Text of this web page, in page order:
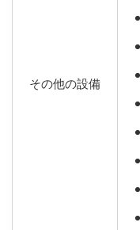
その他の設備